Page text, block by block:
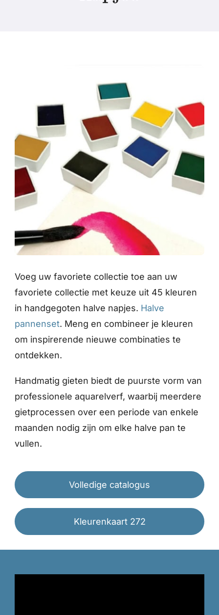
Vind een winkel
Neem contact met ons op
Voeg uw favoriete collectie toe aan uw
favoriete collectie met keuze uit 45 kleuren
in handgegoten halve napjes. Halve
pannenset. Meng en combineer je kleuren
om inspirerende nieuwe combinaties te
ontdekken.
Handmatig gieten biedt de puurste vorm van
professionele aquarelverf, waarbij meerdere
gietprocessen over een periode van enkele
maanden nodig zijn om elke halve pan te
vullen.
Volledige catalogus
Kleurenkaart 272